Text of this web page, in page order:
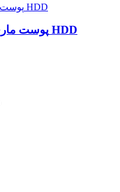
قاب چرم s24 ultra پوست ماری اورجینال HDD